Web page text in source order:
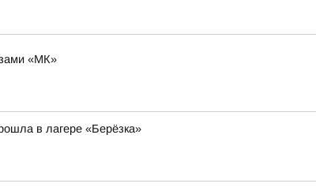
«МК»
в лагере «Берёзка»